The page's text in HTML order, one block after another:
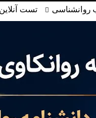
روانشناسی تست